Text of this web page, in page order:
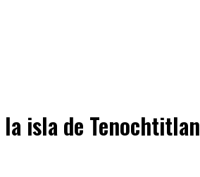
isla de Tenochtitlan